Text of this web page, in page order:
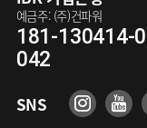
예금주: (주)건파워
181-130414-
042
SNS